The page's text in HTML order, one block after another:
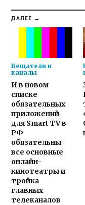
ДАЛЕЕ →
Вещатели и
каналы
И в новом
списке
обязательных
приложений
для Smart TV в
РФ
обязательны
все основные
онлайн-
кинотеатры и
тройка
главных
телеканалов